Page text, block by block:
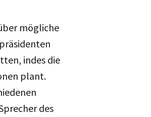
mögliche
indes die
plant.
des